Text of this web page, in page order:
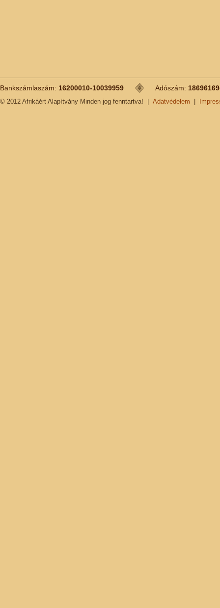
Bankszámlaszám: 16200010-10039959 Adószám:
© 2012 Afrikáért Alapítvány Minden jog fenntartva! Adatvédelem